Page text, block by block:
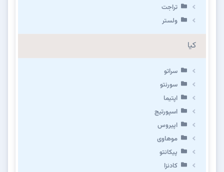
تراجت
ولستر
کیا
سراتو
سورنتو
اپتیما
اسپورتیج
اپیروس
موهاوی
پیکانتو
کادنزا